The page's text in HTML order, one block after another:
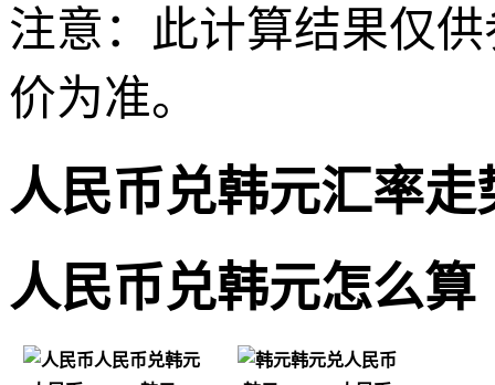
注意：此计算结果仅
价为准。
人民币兑韩元汇率走
人民币兑韩元怎么算
人民币兑韩元
韩元兑人民币